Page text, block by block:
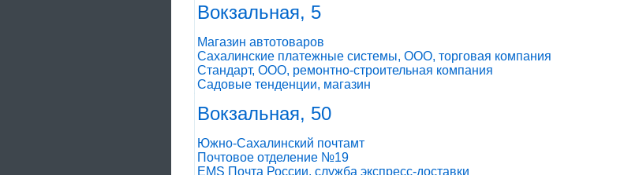
Вокзальная, 5
Магазин автотоваров
Сахалинские платежные системы, ООО, торговая компания
Стандарт, ООО, ремонтно-строительная компания
Садовые тенденции, магазин
Вокзальная, 50
Южно-Сахалинский почтамт
Почтовое отделение №19
EMS Почта России, служба экспресс-доставки